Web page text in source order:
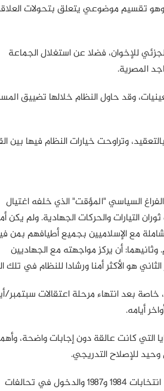
وهو تقسيم موضوعي يتعلق بتحولات
للإخوان، فضلا عن استغلال الجماعة
المصرية.
وقد حاول النظام خلالها تضييق
وتراوحت خيارات النظام فيها بين
السياسي "المؤقت" الذي خلفه اغتيال
بسبب ثوران التيارات والحركات الجهادية. ولم يكن
مع الإسلاميين بجميع أطيافهم بمن
أن يركز مواجهته مع الجهاديين
هو الأكثر أمنا ورشادا للنظام في تلك
بعد انتهاء مرحلة اعتقالات سبتمبر/
كانت عالقة دون إجابات واضحة،
وحيد للإصلاح التدريجي.
وانطلاقا من الرؤية الجديدة للإخوان، نجحت في تطوير أدائها السياسي، وذلك بالمشاركة في انتخابات 1984 و1987 والدخول في تحالفات